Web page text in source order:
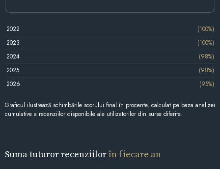
2022
(100%)
2023
(100%)
2024
(98%)
2025
(98%)
2026
(95%)
Graficul ilustrează schimbările scorului final în procente, calculat pe baza analizei
cumulative a recenziilor disponibile ale utilizatorilor din surse diferite.
Suma tuturor recenziilorîn fiecare an